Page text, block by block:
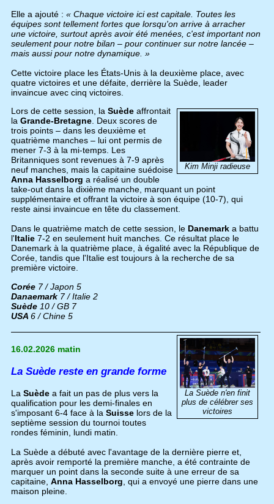
Elle a ajouté : « Chaque victoire ici est capitale. Toutes les
équipes sont tellement fortes que lorsqu'on arrive à arracher
une victoire, surtout après avoir été menées, c'est important non
seulement pour notre bilan – pour continuer sur notre lancée –
mais aussi pour notre dynamique. »
Cette victoire place les États-Unis à la deuxième place, avec
quatre victoires et une défaite, derrière la Suède, leader
invaincue avec cinq victoires.
Kim Minji radieuse
Lors de cette session, la Suède affrontait
la Grande-Bretagne. Deux scores de
trois points – dans les deuxième et
quatrième manches – lui ont permis de
mener 7-3 à la mi-temps. Les
Britanniques sont revenues à 7-9 après
neuf manches, mais la capitaine suédoise
Anna Hasselborg a réalisé un double
take-out dans la dixième manche, marquant un point
supplémentaire et offrant la victoire à son équipe (10-7), qui
reste ainsi invaincue en tête du classement.
Dans le quatrième match de cette session, le Danemark a battu
l'Italie 7-2 en seulement huit manches. Ce résultat place le
Danemark à la quatrième place, à égalité avec la République de
Corée, tandis que l'Italie est toujours à la recherche de sa
première victoire.
Corée 7 / Japon 5
Danaemark 7 / Italie 2
Suède 10 / GB 7
USA 6 / Chine 5
La Suède n'en finit
plus de célébrer ses
victoires
16.02.2026 matin
La Suède reste en grande forme
La Suède a fait un pas de plus vers la
qualification pour les demi-finales en
s'imposant 6-4 face à la Suisse lors de la
septième session du tournoi toutes
rondes féminin, lundi matin.
La Suède a débuté avec l'avantage de la dernière pierre et,
après avoir remporté la première manche, a été contrainte de
marquer un point dans la seconde suite à une erreur de sa
capitaine, Anna Hasselborg , qui a envoyé une pierre dans une
maison pleine.